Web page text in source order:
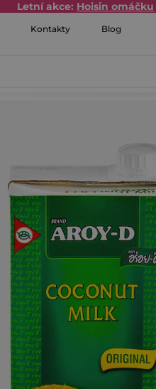
Letní akce: Hoisin omáčku
Kontakty Blog